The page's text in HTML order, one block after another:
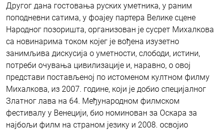
Другог дана гостовања руских уметника, у раним
поподневни сатима, у фоајеу партера Велике сцене
Народног позоришта, организован је сусрет Михалкова
са новинарима током којег је вођена изузетно
занимљива дискусија о уметности, слободи, истини,
потреби очувања цивилизације и, наравно, о овој
представи постављеној по истоменом култном филму
Михалкова, из 2007. године, који је добио специјалног
Златног лава на 64. Међународном филмском
фестивалу у Венецији, био номинован за Оскара за
најбољи филм на страном језику и 2008. освојио